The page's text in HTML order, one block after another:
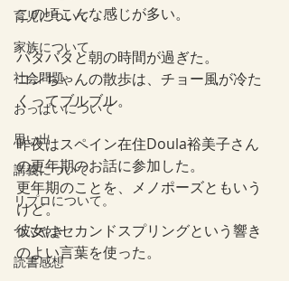
育児について
家族について
社会問題
おっぱいについて
思い出
講義について
リプロについて。
つぶやき
読書感想
この頃こんな感じが多い。
バタバタと朝の時間が過ぎた。
コンちゃんの散歩は、チョー風が冷た
くってブルブル。
昨夜はスペイン在住Doula裕美子さん
の更年期のお話に参加した。
更年期のことを、メノポーズともいう
けど。
彼女はセカンドスプリングという響き
のよい言葉を使った。